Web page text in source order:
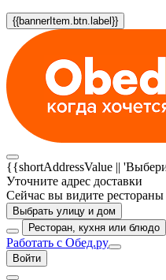
{{bannerItem.btn.label}}
{{shortAddressValue ||
Уточните адрес доставки
Сейчас вы видите
Выбрать улицу и дом
Ресторан, кухня или блюдо
Работать с Обед.ру
Войти